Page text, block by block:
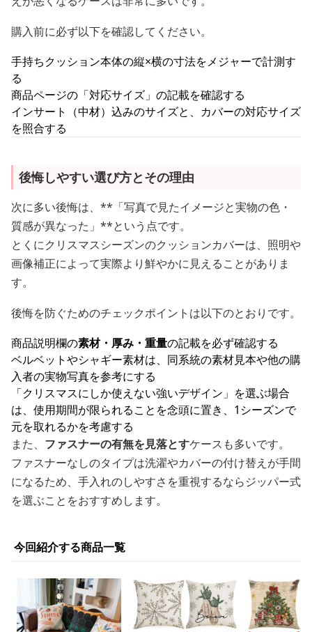
購入前に必ず以下を確認してください。
手持ちクッション本体の縦×横の寸法をメジャーで計測す
る
商品ページの「対応サイズ」の記載を確認する
インサート（中材）込みのサイズと、カバーの対応サイズ
を照合する
後悔しやすい選び方とその理由
次に多い後悔は、**「写真で見たイメージと実物の色・
質感が異なった」**という点です。
とくにクリスマスシーズンのクッションカバーは、照明や
画像補正によって実際より鮮やかに見えることがありま
す。
後悔を防ぐためのチェックポイントは以下のとおりです。
商品説明欄の素材・厚み・重量の記載を必ず確認する
ベルベットやシャギー素材は、同系統の素材見本や他の購
入者の実物写真を参考にする
「クリスマスにしか使えない強いデザイン」を選ぶ場合
は、使用期間が限られることを念頭に置き、1シーズンで
元を取れるかを考慮する
また、 ファスナーの有無を見落とすケースも多いです。
ファスナーなしのタイプは洗濯やカバーの付け替えが手間
になるため、手入れのしやすさを重視するならジッパー式
を選ぶことをおすすめします。
今回紹介する商品一覧